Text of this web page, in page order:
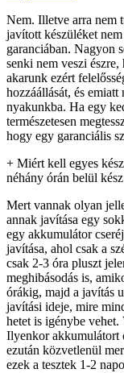
Nem. Illetve arra nem
javított készüléket
garanciában. Nagyon
senki nem veszi
akarunk ezért
hozzáállását, és
nyakunkba. Ha egy
természetesen
hogy egy garanciális
+ Miért kell egyes
néhány órán belül
Mert vannak olyan
annak javítása egy
egy akkumulátor
javítása, ahol csak a
csak 2-3 óra pluszt
meghibásodás is,
órákig, majd a javítás
javítási ideje, mire
hetet is igénybe
Ilyenkor akkumulátort
ezután közvetlenül
ezek a tesztek 1-2